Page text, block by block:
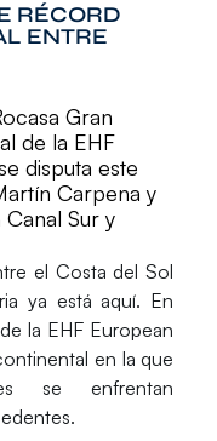
RÉCORD
ENTRE
Gran
de la EHF
disputa este
Carpena y
Sur y
el Costa del Sol
ya está aquí. En
la EHF European
en la que
se enfrentan